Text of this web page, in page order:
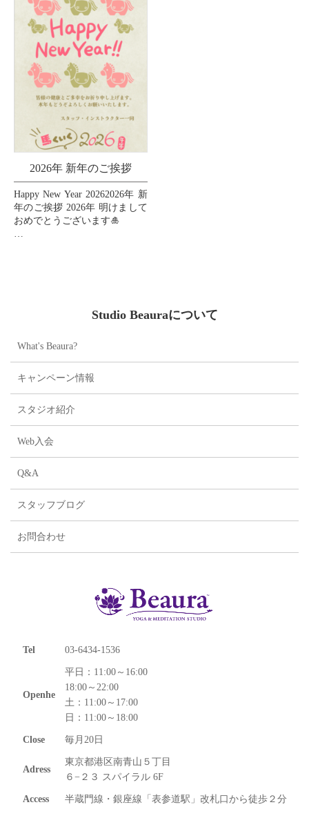
2026年 新年のご挨拶
Happy New Year 20262026年 新
年のご挨拶 2026年 明けまして
おめでとうございます🎍
Studio Beauraについて
What's Beaura?
キャンペーン情報
スタジオ紹介
Web入会
Q&A
スタッフブログ
お問合わせ
Tel 03-6434-1536
Openhe
平日：11:00～16:00
18:00～22:00
土：11:00～17:00
日：11:00～18:00
Close 毎月20日
Adress
東京都港区南青山５丁目
６−２３ スパイラル 6F
Access 半蔵門線・銀座線「表参道駅」改札口から徒歩２分